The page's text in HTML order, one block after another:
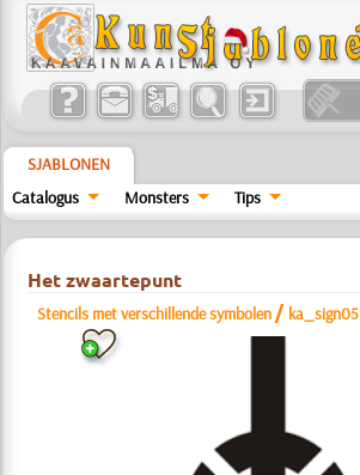
SJABLONEN
Catalogus
Monsters Tips
Het zwaartepunt
Stencils met verschillende symbolen / ka_sign05